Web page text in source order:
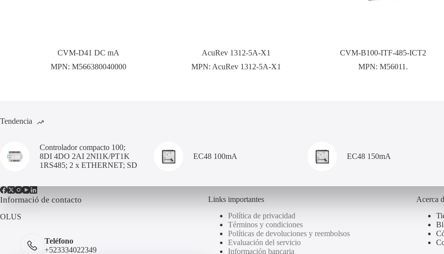
CVM-D41 DC mA
MPN:M566380040000
AcuRev 1312-5A-X1
MPN: AcuRev 1312-5A-X1
CVM-B100-ITF-485-ICT2
MPN:M56011.
Tendencia
Controlador compacto 100;
8DI 4DO 2AI 2NI1K/PT1K
1RS485; 2 x ETHERNET; SD
EC48 100mA EC48 150mA
Informació de contacto
OLUS
Teléfono
+523334022349
Links importantes
Política de privacidad
Términos y condiciones
Políticas de devoluciones y reembolsos
Evaluación del servicio
Información bancaria
Acerca